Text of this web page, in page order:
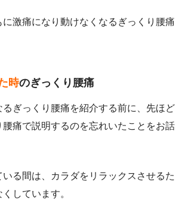
に激痛になり動けなくなるぎっくり腰痛
時のぎっくり腰痛
るぎっくり腰痛を紹介する前に、先ほど
痛で説明するのを忘れいたことをお話
いる間は、カラダをリラックスさせるた
しています。